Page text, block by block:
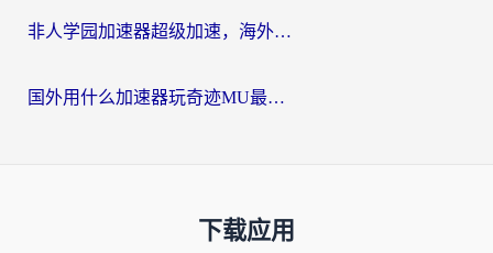
非人学园加速器超级加速，海外玩家重返国服的通行证
国外用什么加速器玩奇迹MU最好？2026海外玩家国服游戏加速全攻略
下载应用